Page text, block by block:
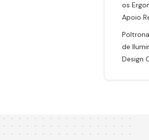
os
Apoio
de
Design